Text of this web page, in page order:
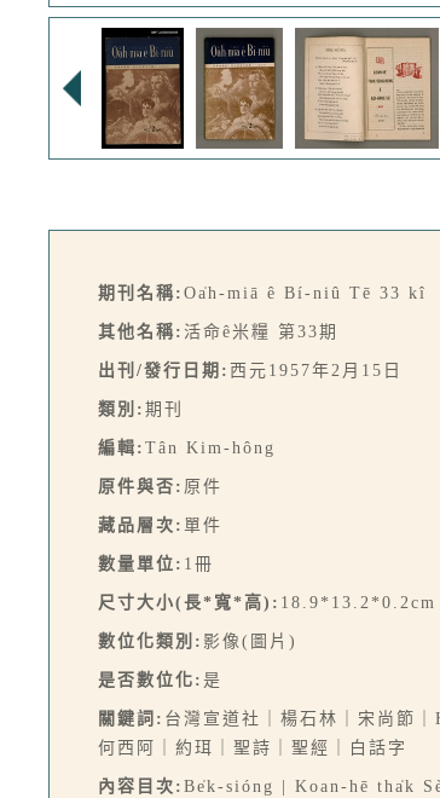
期刊名稱: Oa̍h-miā ê Bí-niû Tē 33 kî
其他名稱: 活命ê米糧 第33期
出刊/發行日期: 西元1957年2月15日
類別: 期刊
編輯: Tân Kim-hông
原件與否: 原件
藏品層次: 單件
數量單位: 1冊
尺寸大小(長*寬*高): 18.9*13.2*0.2cm
數位化類別: 影像(圖片)
是否數位化: 是
關鍵詞: 台灣宣道社｜楊石林｜宋尚節
何西阿｜約珥｜聖詩｜聖經｜白話字
內容目次: Be̍k-sióng | Koan-hē tha̍k